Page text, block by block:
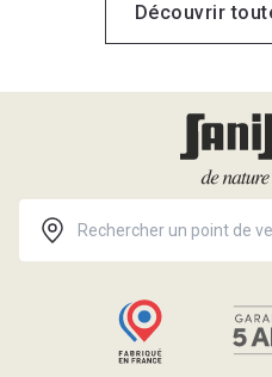
Découvrir